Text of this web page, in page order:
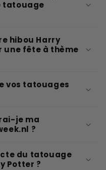
tatouage
hibou Harry
fête à thème
vos tatouages
je ma
?
du tatouage
Potter ?